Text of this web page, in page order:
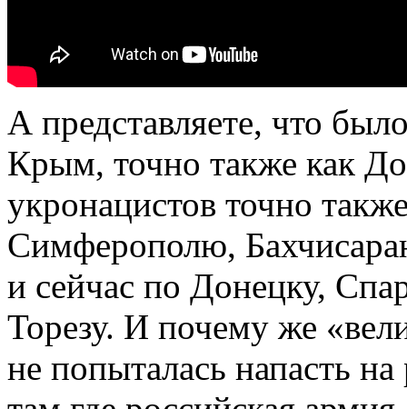
А представляете, что
Крым, точно также как
укронацистов точно
Симферополю,
и сейчас по Донецку,
Торезу. И почему же
не попыталась напасть